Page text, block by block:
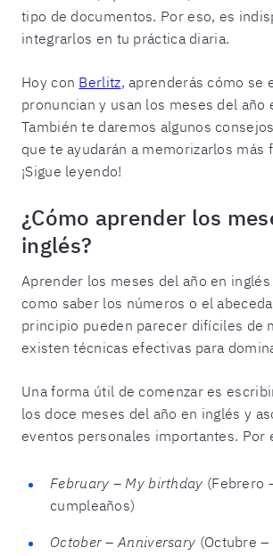
tipo de documentos. Por eso, es
integrarlos en tu práctica diaria.
Hoy con Berlitz, aprenderás cómo se
pronuncian y usan los meses del año
También te daremos algunos
que te ayudarán a memorizarlos más
¡Sigue leyendo!
¿Cómo aprender los
inglés?
Aprender los meses del año en
como saber los números o el
principio pueden parecer difíciles de
existen técnicas efectivas para
Una forma útil de comenzar es
los doce meses del año en inglés y
eventos personales importantes. Por
February – My birthday (Febrero
cumpleaños)
October – Anniversary (Octubre